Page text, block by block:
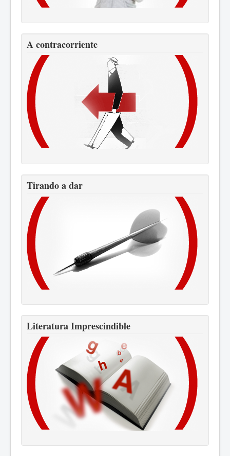
A contracorriente
Tirando a dar
Literatura Imprescindible